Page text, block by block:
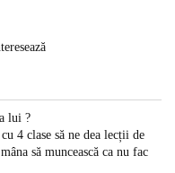
lui ?
4 clase să ne dea lecții de
să muncească ca nu fac